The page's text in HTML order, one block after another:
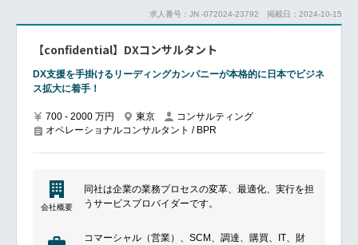
コンサルティングチームとの連携による要件整理・改
開発ベンダーとの調整、社内エンジニアとの協働
※開発は主に専門チームが担当。簡易的なAI（Copilot
等）活用の実装に携わる可能性あり
求人番号：JN -072024-23792 掲載日：2024-10-15
【confidential】DXコンサルタント
DX支援を手掛けるリーディングカンパニーが本格的に日本でビジネ
ス拡大に着手！
700 - 2000 万円 東京
コンサルティング
オペレーショナルコンサルタント / BPR
会社概要
同社は企業の業務プロセスの変革、最適化、実行を担
うサービスプロバイダーです。
コマーシャル（営業）、SCM、調達、購買、IT、財